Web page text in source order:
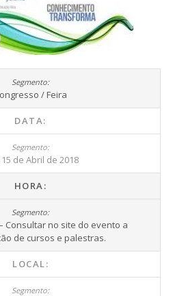
/ Feira
DATA:
15 de Abril de 2018
HORA:
Consultar no site do evento a
de cursos e palestras.
LOCAL: